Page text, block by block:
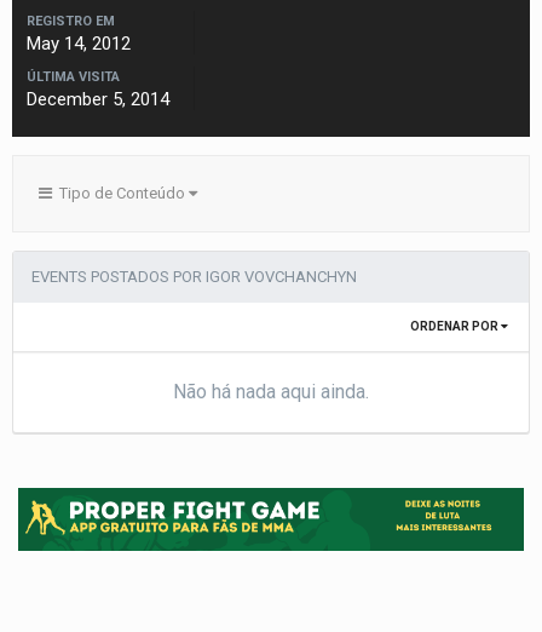
REGISTRO EM
May 14, 2012
ÚLTIMA VISITA
December 5, 2014
Tipo de Conteúdo
EVENTS POSTADOS POR IGOR VOVCHANCHYN
ORDENAR POR
Não há nada aqui ainda.